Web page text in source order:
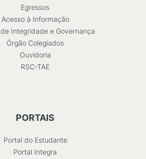
Egressos
Acesso à Informação
Integridade e Governança
Órgão Colegiados
Ouvidoria
RSC-TAE
PORTAIS
Portal do Estudante
Portal Integra